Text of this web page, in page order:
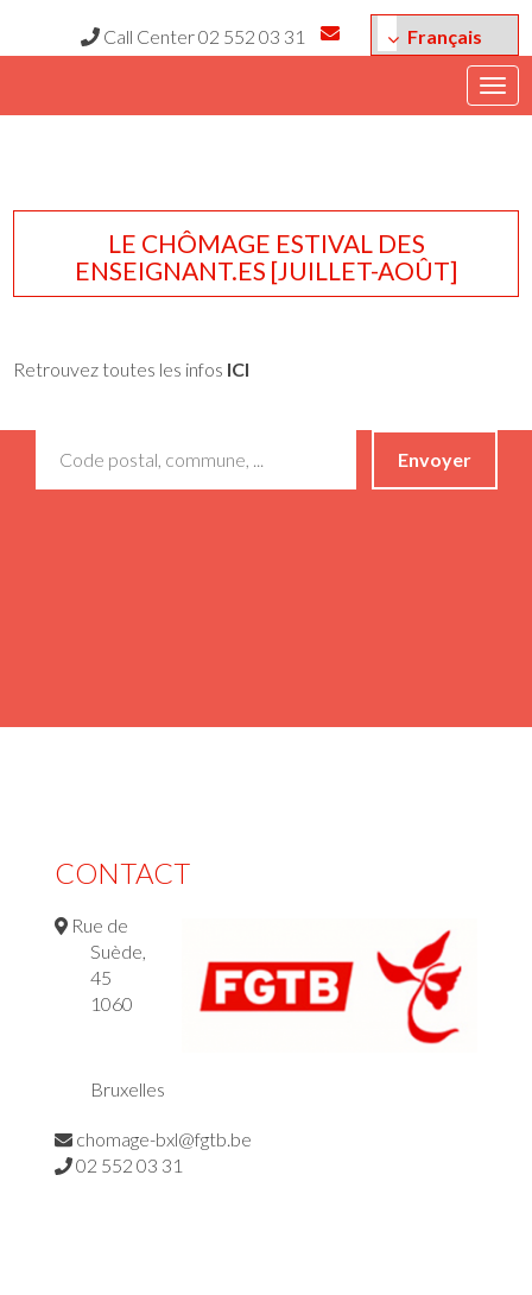
Call Center 02 552 03 31
LE CHÔMAGE ESTIVAL DES
ENSEIGNANT.ES [JUILLET-AOÛT]
Retrouvez toutes les infos ICI
Envoyer
CONTACT
Rue de
Suède,
45
1060
Bruxelles
chomage-bxl@fgtb.be
02 552 03 31